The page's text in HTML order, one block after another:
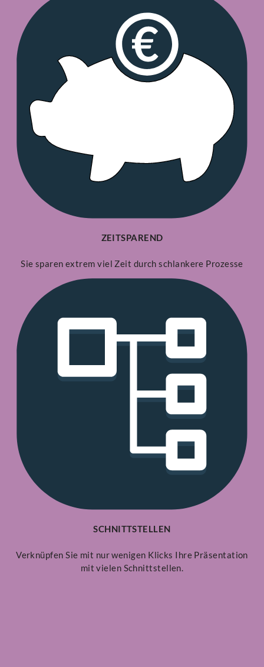
ZEITSPAREND
Sie sparen extrem viel Zeit durch schlankere Prozesse
SCHNITTSTELLEN
Verknüpfen Sie mit nur wenigen Klicks Ihre Präsentation
mit vielen Schnittstellen.